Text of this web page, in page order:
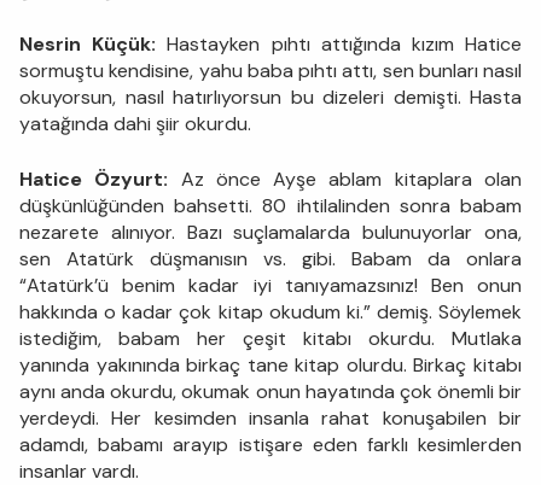
Nesrin Küçük: Hastayken pıhtı attığında kızım Hatice
sormuştu kendisine, yahu baba pıhtı attı, sen bunları nasıl
okuyorsun, nasıl hatırlıyorsun bu dizeleri demişti. Hasta
yatağında dahi şiir okurdu.
Hatice Özyurt: Az önce Ayşe ablam kitaplara olan
düşkünlüğünden bahsetti. 80 ihtilalinden sonra babam
nezarete alınıyor. Bazı suçlamalarda bulunuyorlar ona,
sen Atatürk düşmanısın vs. gibi. Babam da onlara
“Atatürk’ü benim kadar iyi tanıyamazsınız! Ben onun
hakkında o kadar çok kitap okudum ki.” demiş. Söylemek
istediğim, babam her çeşit kitabı okurdu. Mutlaka
yanında yakınında birkaç tane kitap olurdu. Birkaç kitabı
aynı anda okurdu, okumak onun hayatında çok önemli bir
yerdeydi. Her kesimden insanla rahat konuşabilen bir
adamdı, babamı arayıp istişare eden farklı kesimlerden
insanlar vardı.